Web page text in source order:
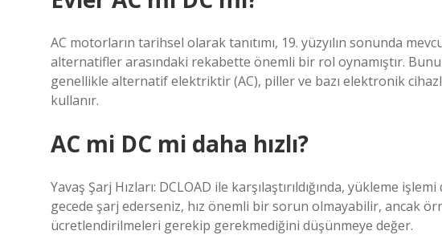
AC motorların tarihsel olarak tanıtımı, 19. yüzyılın sonunda
alternatifler arasındaki rekabette önemli bir rol oynamıştır.
genellikle alternatif elektriktir (AC), piller ve bazı elektronik
kullanır.
AC mi DC mi daha hızlı?
Yavaş Şarj Hızları: DCLOAD ile karşılaştırıldığında, yükleme
gecede şarj ederseniz, hız önemli bir sorun olmayabilir, ancak
ücretlendirilmeleri gerekip gerekmediğini düşünmeye değer.